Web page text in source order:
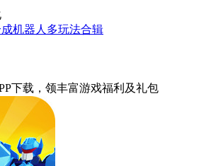
机器人 多玩法合辑
下载 ，领丰富游戏福利 及礼包